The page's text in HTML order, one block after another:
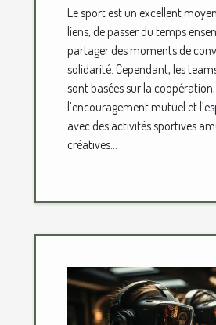
Le sport est un excellent
liens, de passer du temps
partager des moments de
solidarité. Cependant, les
sont basées sur la coopération,
l’encouragement mutuel et
avec des activités sportives
créatives...